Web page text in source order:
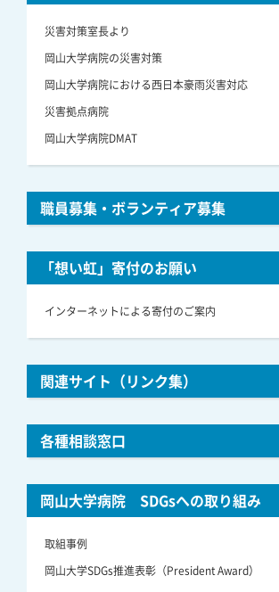
災害対策室長より
岡山大学病院の災害対策
岡山大学病院における西日本豪雨災害対応
災害拠点病院
岡山大学病院DMAT
職員募集・ボランティア募集
「想い虹」寄付のお願い
インターネットによる寄付のご案内
関連サイト（リンク集）
各種相談窓口
岡山大学病院 SDGsへの取り組み
取組事例
岡山大学SDGs推進表彰（President Award）